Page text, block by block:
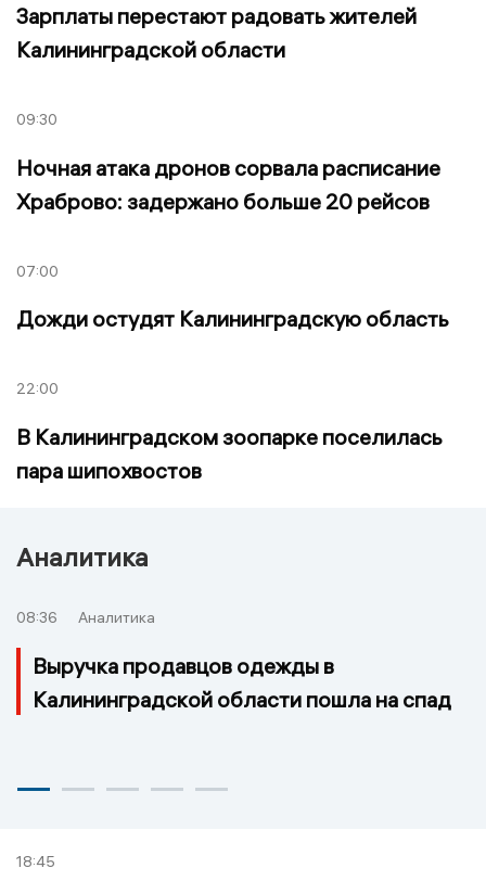
Зарплаты перестают радовать жителей
Калининградской области
09:30
Ночная атака дронов сорвала расписание
Храброво: задержано больше 20 рейсов
07:00
Дожди остудят Калининградскую область
22:00
В Калининградском зоопарке поселилась
пара шипохвостов
Аналитика
08:36 Аналитика
Выручка продавцов одежды в
Калининградской области пошла на спад
18:45